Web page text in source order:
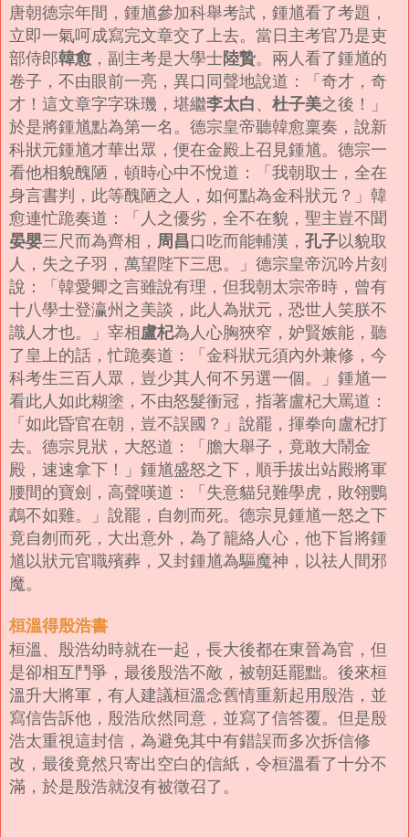
唐朝德宗年間，鍾馗參加科舉考試，鍾馗看了考題，
立即一氣呵成寫完文章交了上去。當日主考官乃是吏
部侍郎韓愈 ，副主考是大學士陸贄。兩人看了鍾馗的
卷子，不由眼前一亮，異口同聲地說道：「奇才，奇
才！這文章字字珠璣，堪繼李太白 、 杜子美之後！」
於是將鍾馗點為第一名。 德宗皇帝聽韓愈稟奏，說新
科狀元鍾馗才華出眾，便在金殿上召見鍾馗。 德宗一
看他相貌醜陋，頓時心中不悅道：「我朝取士，全在
身言書判，此等醜陋之人，如何點為金科狀元？」 韓
愈連忙跪奏道：「人之優劣，全不在貌，聖主豈不聞
晏嬰三尺而為齊相， 周昌口吃而能輔漢， 孔子以貌取
人，失之子羽，萬望陛下三思。」 德宗皇帝沉吟片刻
說：「韓愛卿之言雖說有理，但我朝太宗帝時，曾有
十八學士登瀛州之美談，此人為狀元，恐世人笑朕不
識人才也。」 宰相盧杞為人心胸狹窄，妒賢嫉能，聽
了皇上的話，忙跪奏道：「金科狀元須內外兼修，今
科考生三百人眾，豈少其人何不另選一個。」 鍾馗一
看此人如此糊塗，不由怒髮衝冠，指著盧杞大罵道：
「如此昏官在朝，豈不誤國？」說罷，揮拳向盧杞打
去。 德宗見狀，大怒道：「膽大舉子，竟敢大鬧金
殿，速速拿下！」 鍾馗盛怒之下，順手拔出站殿將軍
腰間的寶劍，高聲嘆道：「失意貓兒難學虎，敗翎鸚
鵡不如雞。」說罷，自刎而死。 德宗見鍾馗一怒之下
竟自刎而死，大出意外，為了籠絡人心，他下旨將鍾
馗以狀元官職殯葬，又封鍾馗為驅魔神，以祛人間邪
魔。
桓溫得殷浩書
桓溫、殷浩幼時就在一起，長大後都在東晉為官，但
是卻相互鬥爭，最後殷浩不敵，被朝廷罷黜。 後來桓
溫升大將軍，有人建議桓溫念舊情重新起用殷浩 ，並
寫信告訴他，殷浩欣然同意，並寫了信答覆。但是殷
浩太重視這封信，為避免其中有錯誤而多次拆信修
改，最後竟然只寄出空白的信紙，令桓溫看了十分不
滿，於是殷浩就沒有被徵召了。